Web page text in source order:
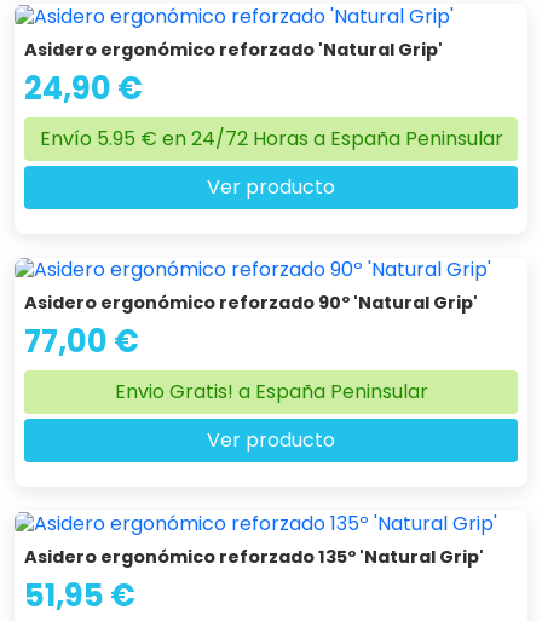
Asidero ergonómico reforzado 'Natural Grip'
24,90 €
Envío 5.95 € en 24/72 Horas a España Peninsular
Ver producto
Asidero ergonómico reforzado 90º 'Natural Grip'
77,00 €
Envio Gratis! a España Peninsular
Ver producto
Asidero ergonómico reforzado 135º 'Natural Grip'
51,95 €